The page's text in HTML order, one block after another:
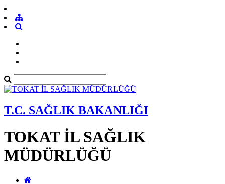
T.C. SAĞLIK BAKANLIĞI
TOKAT İL SAĞLIK
MÜDÜRLÜĞÜ